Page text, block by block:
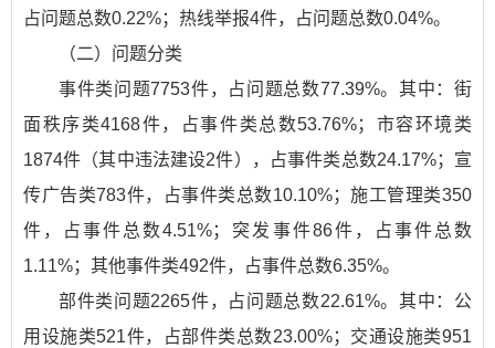
占问题总数0.22%；热线举报4件，占问题总数0.04%。
（二）问题分类
事件类问题7753件，占问题总数77.39%。其中：街
面秩序类4168件，占事件类总数53.76%；市容环境类
1874件（其中违法建设2件），占事件类总数24.17%；宣
传广告类783件，占事件类总数10.10%；施工管理类350
件，占事件总数4.51%；突发事件86件，占事件总数
1.11%；其他事件类492件，占事件总数6.35%。
部件类问题2265件，占问题总数22.61%。其中：公
用设施类521件，占部件类总数23.00%；交通设施类951